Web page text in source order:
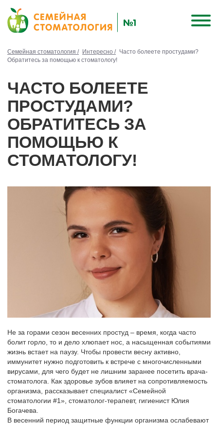
Семейная стоматология / Интересно / Часто болеете простудами?
Обратитесь за помощью к стоматологу!
ЧАСТО БОЛЕЕТЕ
ПРОСТУДАМИ?
ОБРАТИТЕСЬ ЗА
ПОМОЩЬЮ К
СТОМАТОЛОГУ!
Не за горами сезон весенних простуд – время, когда часто
болит горло, то и дело хлюпает нос, а насыщенная событиями
жизнь встает на паузу. Чтобы провести весну активно,
иммунитет нужно подготовить к встрече с многочисленными
вирусами, для чего будет не лишним заранее посетить врача-
стоматолога. Как здоровье зубов влияет на сопротивляемость
организма, рассказывает специалист «Семейной
стоматологии #1», стоматолог-терапевт, гигиенист Юлия
Богачева.
В весенний период защитные функции организма ослабевают